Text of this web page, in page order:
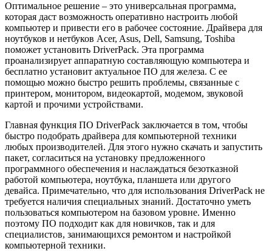
Оптимальное решение – это универсальная программа,
которая даст возможность оперативно настроить любой
компьютер и привести его в рабочее состояние. Драйвера для
ноутбуков и нетбуков Acer, Asus, Dell, Samsung, Toshiba
поможет установить DriverPack. Эта программа
проанализирует аппаратную составляющую компьютера и
бесплатно установит актуальное ПО для железа. С ее
помощью можно быстро решить проблемы, связанные с
принтером, монитором, видеокартой, модемом, звуковой
картой и прочими устройствами.
Главная функция ПО DriverPack заключается в том, чтобы
быстро подобрать драйвера для компьютерной техники
любых производителей. Для этого нужно скачать и запустить
пакет, согласиться на установку предложенного
программного обеспечения и наслаждаться безотказной
работой компьютера, ноутбука, планшета или другого
девайса. Примечательно, что для использования DriverPack не
требуется наличия специальных знаний. Достаточно уметь
пользоваться компьютером на базовом уровне. Именно
поэтому ПО подходит как для новичков, так и для
специалистов, занимающихся ремонтом и настройкой
компьютерной техники.